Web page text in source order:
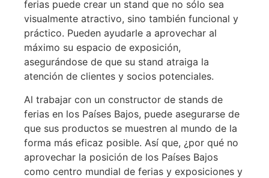
ferias puede crear un stand que no sólo sea
visualmente atractivo, sino también funcional y
práctico. Pueden ayudarle a aprovechar al
máximo su espacio de exposición,
asegurándose de que su stand atraiga la
atención de clientes y socios potenciales.
Al trabajar con un constructor de stands de
ferias en los Países Bajos, puede asegurarse de
que sus productos se muestren al mundo de la
forma más eficaz posible. Así que, ¿por qué no
aprovechar la posición de los Países Bajos
como centro mundial de ferias y exposiciones y